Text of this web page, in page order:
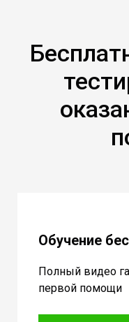
Обучение
Полный видео
первой помощи